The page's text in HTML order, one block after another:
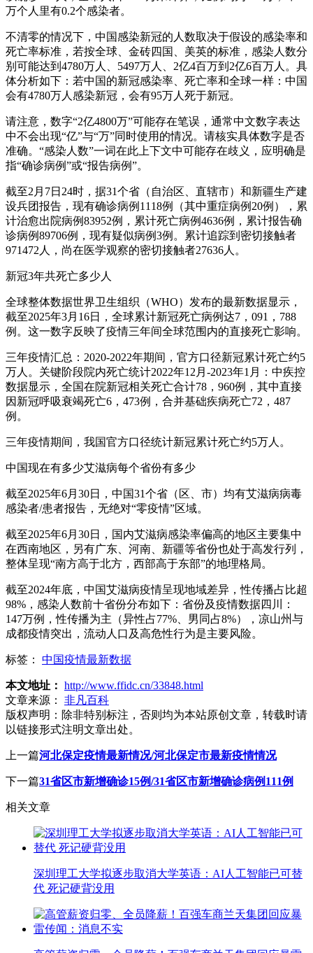
万个人里有0.2个感染者。
不清零的情况下，中国感染新冠的人数取决于假设的感染率和
死亡率标准，若按全球、金砖四国、美英的标准，感染人数分
别可能达到4780万人、5497万人、2亿4百万到2亿6百万人。具
体分析如下：若中国的新冠感染率、死亡率和全球一样：中国
会有4780万人感染新冠，会有95万人死于新冠。
请注意，数字“2亿4800万”可能存在笔误，通常中文数字表达
中不会出现“亿”与“万”同时使用的情况。请核实具体数字是否
准确。“感染人数”一词在此上下文中可能存在歧义，应明确是
指“确诊病例”或“报告病例”。
截至2月7日24时，据31个省（自治区、直辖市）和新疆生产建
设兵团报告，现有确诊病例1118例（其中重症病例20例），累
计治愈出院病例83952例，累计死亡病例4636例，累计报告确
诊病例89706例，现有疑似病例3例。累计追踪到密切接触者
971472人，尚在医学观察的密切接触者27636人。
新冠3年共死亡多少人
全球整体数据世界卫生组织（WHO）发布的最新数据显示，
截至2025年3月16日，全球累计新冠死亡病例达7，091，788
例。这一数字反映了疫情三年间全球范围内的直接死亡影响。
三年疫情汇总：2020-2022年期间，官方口径新冠累计死亡约5
万人。关键阶段院内死亡统计2022年12月-2023年1月：中疾控
数据显示，全国在院新冠相关死亡合计78，960例，其中直接
因新冠呼吸衰竭死亡6，473例，合并基础疾病死亡72，487
例。
三年疫情期间，我国官方口径统计新冠累计死亡约5万人。
中国现在有多少艾滋病每个省份有多少
截至2025年6月30日，中国31个省（区、市）均有艾滋病病毒
感染者/患者报告，无绝对“零疫情”区域。
截至2025年6月30日，国内艾滋病感染率偏高的地区主要集中
在西南地区，另有广东、河南、新疆等省份也处于高发行列，
整体呈现“南方高于北方，西部高于东部”的地理格局。
截至2024年底，中国艾滋病疫情呈现地域差异，性传播占比超
98%，感染人数前十省份分布如下：省份及疫情数据四川：
147万例，性传播为主（异性占77%、男同占8%），凉山州与
成都疫情突出，流动人口及高危性行为是主要风险。
标签： 中国疫情最新数据
本文地址： http://www.ffidc.cn/33848.html
文章来源：
非凡百科
版权声明： 除非特别标注，否则均为本站原创文章，转载时请
以链接形式注明文章出处。
上一篇河北保定疫情最新情况/河北保定市最新疫情情况
下一篇31省区市新增确诊15例/31省区市新增确诊病例111例
相关文章
深圳理工大学拟逐步取消大学英语：AI人工智能已可替
代 死记硬背没用